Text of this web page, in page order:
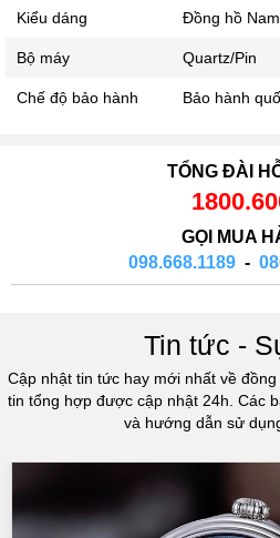
Kiểu dáng Đồng hồ Nam
Bộ máy Quartz/Pin
Chế độ bảo hành Bảo hành
TỔNG ĐÀI
GỌI MUA
098.668.1189 -
Tin tức -
Cập nhật tin tức hay mới nhất về
tin tổng hợp được cập nhật 24h. Các
và hướng dẫn sử